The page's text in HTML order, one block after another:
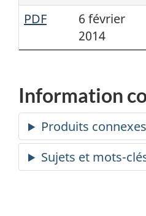
PDF
6 février
2014
Information